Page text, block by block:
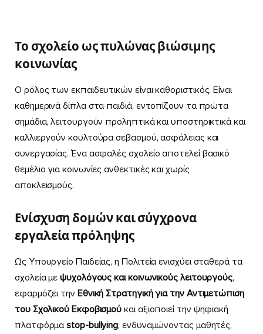
Το σχολείο ως πυλώνας βιώσιμης
κοινωνίας
Ο ρόλος των εκπαιδευτικών είναι καθοριστικός. Είναι
καθημερινά δίπλα στα παιδιά, εντοπίζουν τα πρώτα
σημάδια, λειτουργούν προληπτικά και υποστηρικτικά και
καλλιεργούν κουλτούρα σεβασμού, ασφάλειας και
συνεργασίας. Ένα ασφαλές σχολείο αποτελεί βασικό
θεμέλιο για κοινωνίες ανθεκτικές και χωρίς
αποκλεισμούς.
Ενίσχυση δομών και σύγχρονα
εργαλεία πρόληψης
Ως Υπουργείο Παιδείας, η Πολιτεία ενισχύει σταθερά τα
σχολεία μεψυχολόγους και κοινωνικούς λειτουργούς,
εφαρμόζει την Εθνική Στρατηγική για την Αντιμετώπιση
του Σχολικού Εκφοβισμού και αξιοποιεί την ψηφιακή
πλατφόρμαstop-bullying, ενδυναμώνοντας μαθητές,